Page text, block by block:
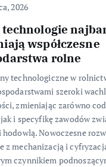
2026
współczesne
rolne
technologiczne w
szeroki
zmieniając zarówno
i specyfikę zawodów
hodowlą. Nowoczesne
z mechanizacją i
czynnikiem